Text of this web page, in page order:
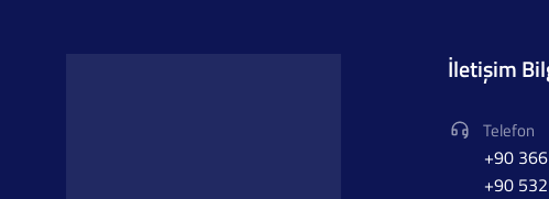
İletişim
Telefon
+90
+90